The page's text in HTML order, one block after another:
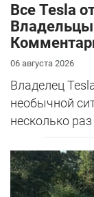
Все Tesla
Владельцы
06 августа 2026
Владелец
необычной
несколько